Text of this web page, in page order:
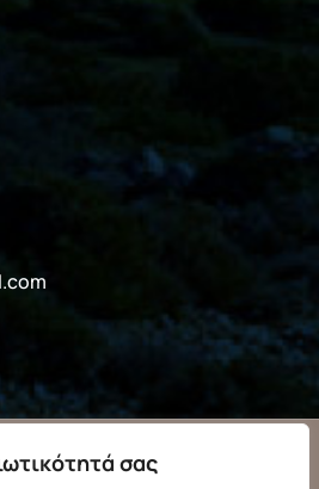
σας
Businesses of Koufonisia